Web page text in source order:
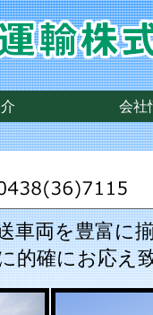
会社
両を豊富に
的確にお応え